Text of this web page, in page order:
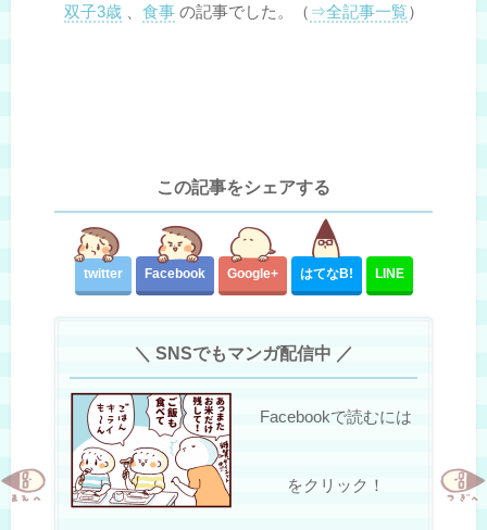
双子3歳、 食事の記事でした。（ ⇒全記事一覧）
この記事をシェアする
twitter Facebook Google+ はてなB! LINE
＼ SNSでもマンガ配信中 ／
Facebookで読むには
をクリック！